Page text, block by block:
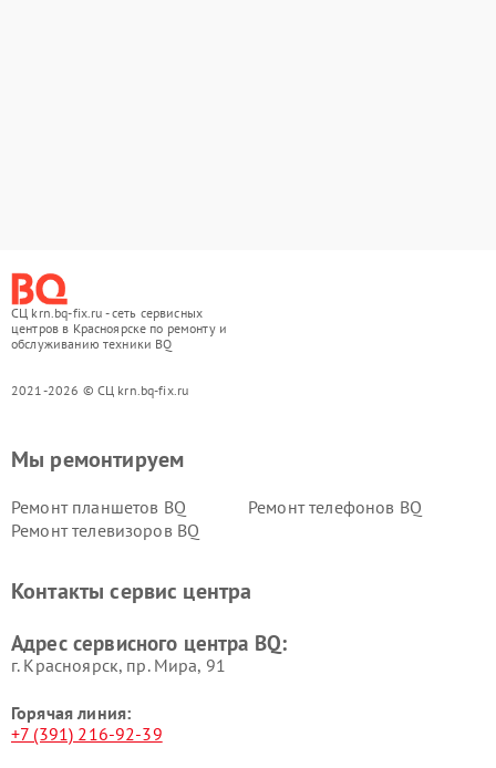
СЦ krn.bq-fix.ru - сеть сервисных
центров в Красноярске по ремонту и
обслуживанию техники BQ
2021-2026 © СЦ krn.bq-fix.ru
Мы ремонтируем
Ремонт планшетов BQ
Ремонт телефонов BQ
Ремонт телевизоров BQ
Контакты сервис центра
Адрес сервисного центра BQ:
г. Красноярск, ​пр. Мира, 91
Горячая линия:
+7 (391) 216-92-39